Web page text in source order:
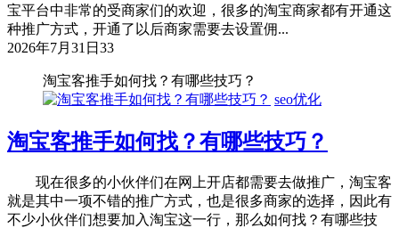
宝平台中非常的受商家们的欢迎，很多的淘宝商家都有开通这
种推广方式，开通了以后商家需要去设置佣...
2026年7月31日 33
淘宝客推手如何找？有哪些技巧？
seo优化
淘宝客推手如何找？有哪些技巧？
现在很多的小伙伴们在网上开店都需要去做推广，淘宝客
就是其中一项不错的推广方式，也是很多商家的选择，因此有
不少小伙伴们想要加入淘宝这一行，那么如何找？有哪些技